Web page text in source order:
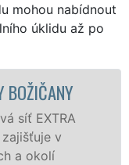
mohou nabídnout
úklidu až po
ÚKLIDOVÁ